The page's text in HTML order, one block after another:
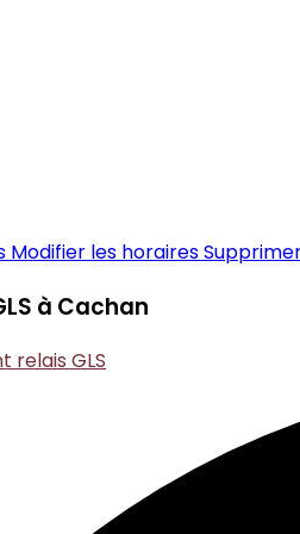
Modifier les horaires
à Cachan
relais GLS